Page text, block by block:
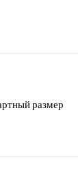
размер